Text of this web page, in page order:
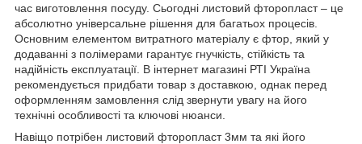
час виготовлення посуду. Сьогодні листовий фторопласт – це
абсолютно універсальне рішення для багатьох процесів.
Основним елементом витратного матеріалу є фтор, який у
додаванні з полімерами гарантує гнучкість, стійкість та
надійність експлуатації. В інтернет магазині РТІ Україна
рекомендується придбати товар з доставкою, однак перед
оформленням замовлення слід звернути увагу на його
технічні особливості та ключові нюанси.
Навіщо потрібен листовий фторопласт 3мм та які його